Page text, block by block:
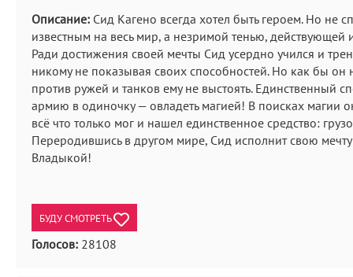
Описание: Сид Кагено всегда хотел быть героем. Но не
известным на весь мир, а незримой тенью, действующей
Ради достижения своей мечты Сид усердно учился и
никому не показывая своих способностей. Но как бы он
против ружей и танков ему не выстоять. Единственный
армию в одиночку — овладеть магией! В поисках магии
всё что только мог и нашел единственное средство:
Переродившись в другом мире, Сид исполнит свою мечту
Владыкой!
БУДУ СМОТРЕТЬ
Голосов: 28108